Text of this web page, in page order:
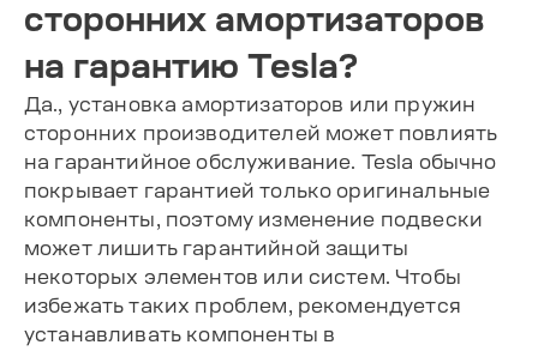
сторонних амортизаторов
на гарантию Tesla?
Да., установка амортизаторов или пружин
сторонних производителей может повлиять
на гарантийное обслуживание. Tesla обычно
покрывает гарантией только оригинальные
компоненты, поэтому изменение подвески
может лишить гарантийной защиты
некоторых элементов или систем. Чтобы
избежать таких проблем, рекомендуется
устанавливать компоненты в